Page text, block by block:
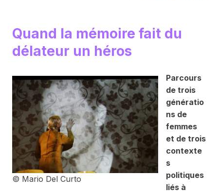
Quand la mémoire fait du
délateur un héros
© Mario Del Curto
Parcours
de trois
génératio
ns de
femmes
et de trois
contexte
s
politiques
liés à